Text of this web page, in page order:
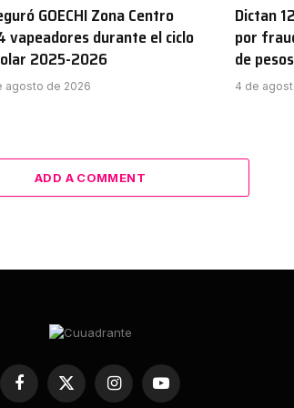
GOECHI Zona Centro
vapeadores durante el ciclo
2025-2026
agosto de 2026
Dictan
por
de pesos
4 de
ADD A COMMENT
Facebook
X
InstagramYouTube